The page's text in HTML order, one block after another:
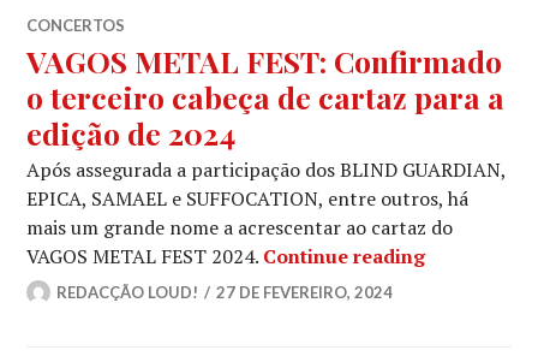
CONCERTOS
VAGOS METAL FEST: Confirmado
o terceiro cabeça de cartaz para a
edição de 2024
Após assegurada a participação dos BLIND GUARDIAN,
EPICA, SAMAEL e SUFFOCATION, entre outros, há
mais um grande nome a acrescentar ao cartaz do
VAGOS METAL FEST 2024. Continue readingVAGOS
REDACÇÃO LOUD! 27 DE FEVEREIRO, 2024